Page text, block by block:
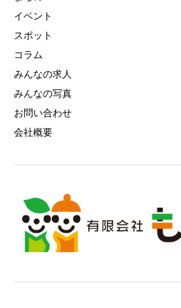
イベント
スポット
コラム
みんなの求人
みんなの写真
お問い合わせ
会社概要